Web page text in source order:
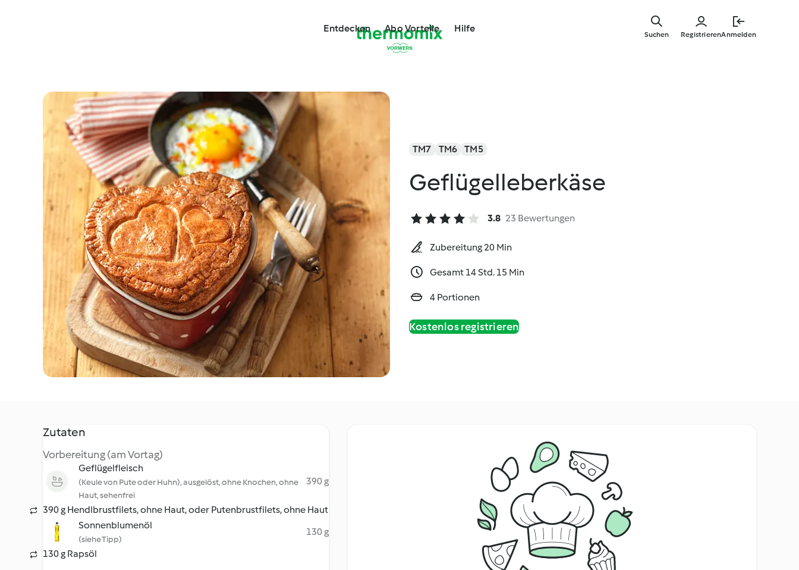
springen
Entdecken Abo Vorteile Hilfe
RegistrierenAnmelden
Suchen
TM7 TM6 TM5
Geflügelleberkäse
3.8 23 Bewertungen
Zubereitung 20 Min
Gesamt 14 Std. 15 Min
4 Portionen
Kostenlos registrieren
Zutaten
Vorbereitung (am Vortag)
Geflügelfleisch
(Keule von Pute oder Huhn), ausgelöst, ohne Knochen, ohne
Haut, sehenfrei
390 g
390 g Hendlbrustfilets, ohne Haut, oder Putenbrustfilets, ohne Haut
Sonnenblumenöl
(siehe Tipp)
130 g
130 g Rapsöl